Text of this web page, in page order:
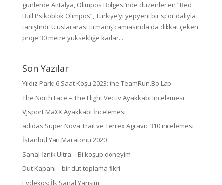
günlerde Antalya, Olimpos Bölgesi’nde düzenlenen “Red
Bull Psikoblok Olimpos”, Türkiye’yi yepyeni bir spor dalıyla
tanıştırdı. Uluslararası tırmanış camiasında da dikkat çeken
proje 30 metre yüksekliğe kadar...
Son Yazılar
Yıldız Parkı 6 Saat Koşu 2023: the TeamRun.Bo Lap
The North Face – The Flight Vectiv Ayakkabı incelemesi
VJsport MaXX Ayakkabı İncelemesi
adidas Super Nova Trail ve Terrex Agravic 310 incelemesi
İstanbul Yarı Maratonu 2020
Sanal İznik Ultra – Bi koşup döneyim
Dut Kapanı – bir dut toplama fikri
Evdekoş: İlk Sanal Yarışım